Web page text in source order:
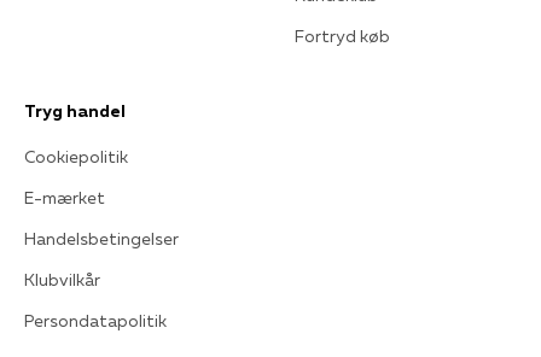
Fortryd køb
Tryg handel
Cookiepolitik
E-mærket
Handelsbetingelser
Klubvilkår
Persondatapolitik